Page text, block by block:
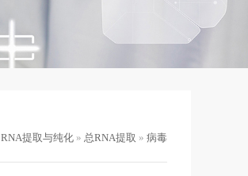
RNA提取与纯化 » 总RNA提取 » 病毒